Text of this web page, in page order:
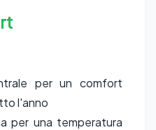
per un comfort
l'anno
per una temperatura